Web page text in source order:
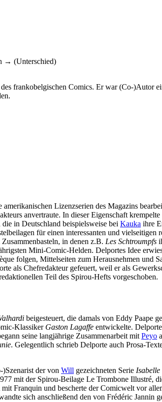
→ (Unterschied)
frankobelgischen Comics. Er war (Co-)Autor
Lizenzserien des Magazins
anvertraute. In dieser Eigenschaft
in Deutschland beispielsweise bei Kauka ihre
für einen interessanten und
in denen z.B. Les Schtroumpfs
Mini-Comic-Helden. Delportes Idee
folgen, Mittelseiten zum Herausnehmen und
als Chefredakteur gefeuert, weil er als
Teil des Spirou-Hefts vorgeschoben.
beigesteuert, die damals von Eddy Paape
Klassiker Gaston Lagaffe entwickelte.
seine langjährige Zusammenarbeit mit Peyo
. Gelegentlich schrieb Delporte auch Prosa-
der von Will gezeichneten Serie Isabelle
mit der Spirou-Beilage Le Trombone Illustré,
Franquin und bescherte der Comicwelt vor
sich anschließend den von Frédéric Jannin